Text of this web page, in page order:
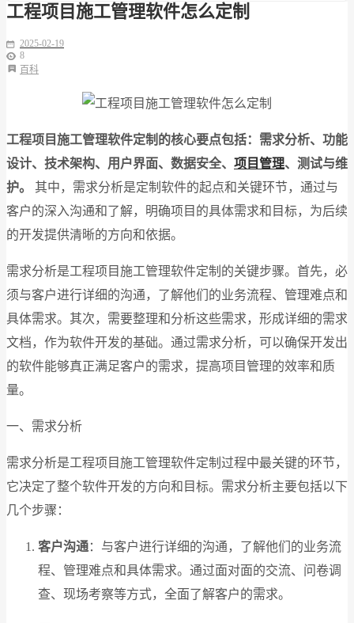
工程项目施工管理软件怎么定制
2025-02-19
8
百科
工程项目施工管理软件定制的核心要点包括：需求分析、功能
设计、技术架构、用户界面、数据安全、 项目管理、测试与维
护。
其中，需求分析是定制软件的起点和关键环节，通过与
客户的深入沟通和了解，明确项目的具体需求和目标，为后续
的开发提供清晰的方向和依据。
需求分析是工程项目施工管理软件定制的关键步骤。首先，必
须与客户进行详细的沟通，了解他们的业务流程、管理难点和
具体需求。其次，需要整理和分析这些需求，形成详细的需求
文档，作为软件开发的基础。通过需求分析，可以确保开发出
的软件能够真正满足客户的需求，提高项目管理的效率和质
量。
一、需求分析
需求分析是工程项目施工管理软件定制过程中最关键的环节，
它决定了整个软件开发的方向和目标。需求分析主要包括以下
几个步骤：
客户沟通：与客户进行详细的沟通，了解他们的业务流
程、管理难点和具体需求。通过面对面的交流、问卷调
查、现场考察等方式，全面了解客户的需求。